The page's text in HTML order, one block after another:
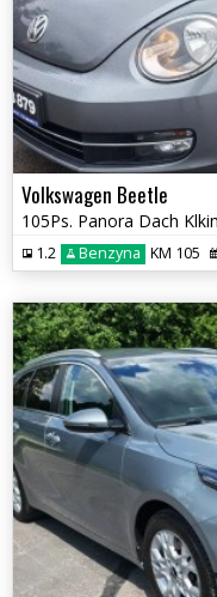
Volkswagen Beetle
1.2 Benzyna KM 105